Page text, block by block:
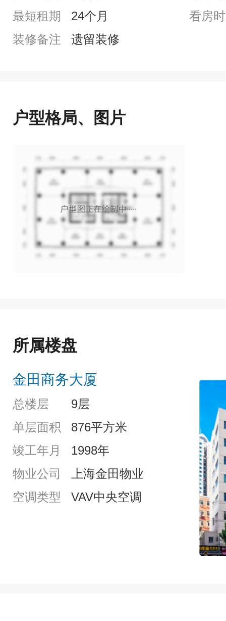
最短租期
24个月
看房
装修备注
遗留装修
户型格局、图片
所属楼盘
金田商务大厦
总楼层
9层
单层面积
876平方米
竣工年月
1998年
物业公司
上海金田物业
空调类型
VAV中央空调